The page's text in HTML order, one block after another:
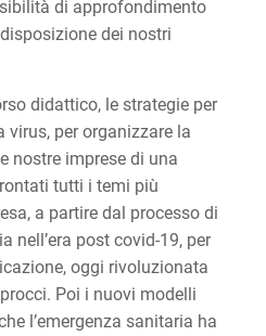
di approfondimento
dei nostri
didattico, le strategie per
per organizzare la
nostre imprese di una
tutti i temi più
a partire dal processo di
nell’era post covid-19, per
oggi rivoluzionata
Poi i nuovi modelli
l’emergenza sanitaria ha